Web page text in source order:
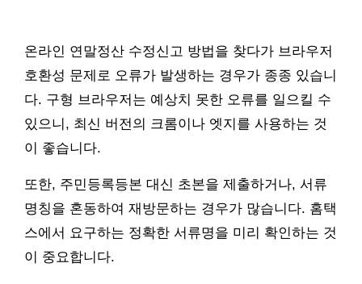
온라인 연말정산 수정신고 방법을 찾다가 브라우저
호환성 문제로 오류가 발생하는 경우가 종종 있습니
다. 구형 브라우저는 예상치 못한 오류를 일으킬 수
있으니, 최신 버전의 크롬이나 엣지를 사용하는 것
이 좋습니다.
또한, 주민등록등본 대신 초본을 제출하거나, 서류
명칭을 혼동하여 재방문하는 경우가 많습니다. 홈택
스에서 요구하는 정확한 서류명을 미리 확인하는 것
이 중요합니다.